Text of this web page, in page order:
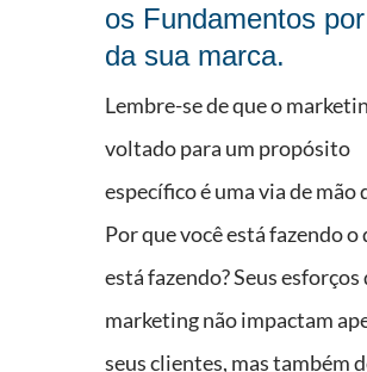
os Fundamentos
da sua marca.
Lembre-se de que o
voltado para um propósito
específico é uma via de mão
Por que você está fazendo o
está fazendo? Seus esforços
marketing não impactam
seus clientes, mas também